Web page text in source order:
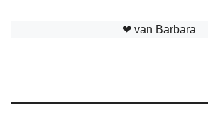
❤︎ van Barbara